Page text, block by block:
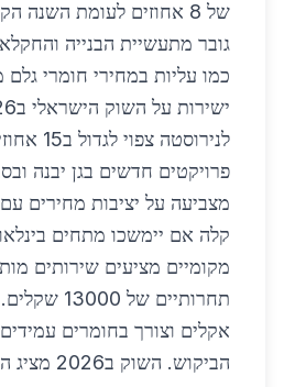
של 8 אחוזים לעומת השנה
גובר מתעשיית הבנייה
כמו עליות במחירי חומרי גלם
מצביעה על יציבות מחירים עם
קלה אם יימשכו מתחים
מקומיים מציעים שירותים
תחרותיים של
אקלים וצורך בחומרים
הביקוש.